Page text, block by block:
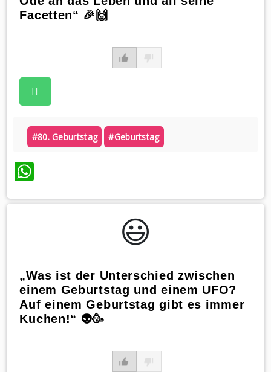
Facetten“ 🎉🙌
#80. Geburtstag #geburtstag
WhatsApp
😃️
„Was ist der Unterschied zwischen
einem Geburtstag und einem UFO?
Auf einem Geburtstag gibt es immer
Kuchen!“ 👽🥳